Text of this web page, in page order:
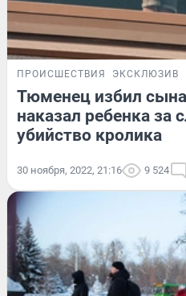
ПРОИСШЕСТВИЯ ЭКСКЛЮЗИВ
Тюменец избил
наказал ребенка за
убийство кролика
30 ноября, 2022, 21:16 9 524